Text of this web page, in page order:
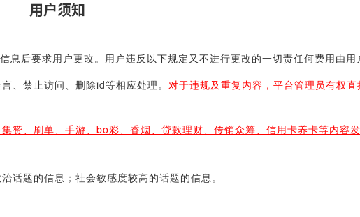
用户须知
要求用户更改。用户违反以下规定又不进行更改的一切责任何费用由用
禁止访问、删除id等相应处理。 对于违规及重复内容，平台管理员有权
赞、刷单、手游、bo彩、香烟、贷款理财、传销众筹、信用卡养卡等内容发
题的信息；社会敏感度较高的话题的信息。